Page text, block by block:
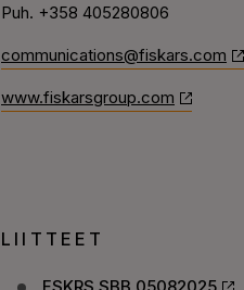
Puh. +358 405280806
communications@fiskars.com
www.fiskarsgroup.com
LIITTEET
FSKRS SBB 05082025